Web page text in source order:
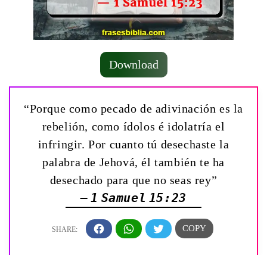
Download
“Porque como pecado de adivinación es la
rebelión, como ídolos é idolatría el
infringir. Por cuanto tú desechaste la
palabra de Jehová, él también te ha
desechado para que no seas rey”
— 1 Samuel 15:23